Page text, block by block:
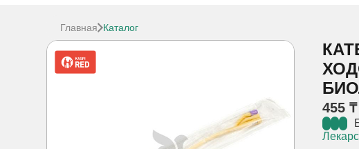
Главная Каталог
455 ₸